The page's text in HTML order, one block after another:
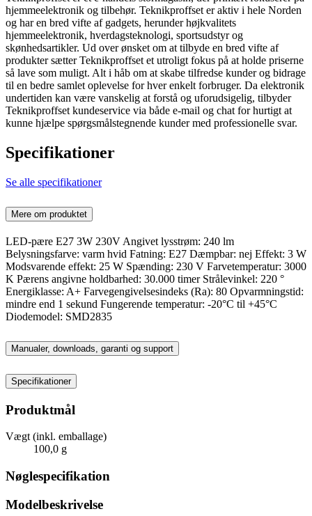
hjemmeelektronik og tilbehør. Teknikproffset er aktiv i hele Norden
og har en bred vifte af gadgets, herunder højkvalitets
hjemmeelektronik, hverdagsteknologi, sportsudstyr og
skønhedsartikler. Ud over ønsket om at tilbyde en bred vifte af
produkter sætter Teknikproffset et utroligt fokus på at holde priserne
så lave som muligt. Alt i håb om at skabe tilfredse kunder og bidrage
til en bedre samlet oplevelse for hver enkelt forbruger. Da elektronik
undertiden kan være vanskelig at forstå og uforudsigelig, tilbyder
Teknikproffset kundeservice via både e-mail og chat for hurtigt at
kunne hjælpe spørgsmålstegnende kunder med professionelle svar.
Specifikationer
Se alle specifikationer
Mere om produktet
LED-pære E27 3W 230V Angivet lysstrøm: 240 lm
Belysningsfarve: varm hvid Fatning: E27 Dæmpbar: nej Effekt: 3 W
Modsvarende effekt: 25 W Spænding: 230 V Farvetemperatur: 3000
K Pærens angivne holdbarhed: 30.000 timer Strålevinkel: 220 °
Energiklasse: A+ Farvegengivelsesindeks (Ra): 80 Opvarmningstid:
mindre end 1 sekund Fungerende temperatur: -20°C til +45°C
Diodemodel: SMD2835
Manualer, downloads, garanti og support
Specifikationer
Produktmål
Vægt (inkl. emballage)
100,0 g
Nøglespecifikation
Modelbeskrivelse